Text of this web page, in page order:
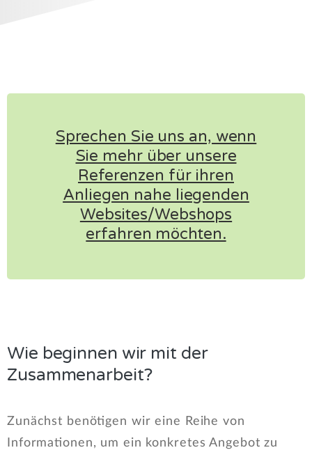
Sprechen Sie uns an, wenn
Sie mehr über unsere
Referenzen für ihren
Anliegen nahe liegenden
Websites/Webshops
erfahren möchten.
Wie beginnen wir mit der
Zusammenarbeit?
Zunächst benötigen wir eine Reihe von
Informationen, um ein konkretes Angebot zu